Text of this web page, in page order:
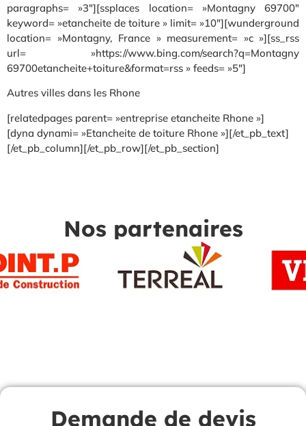
paragraphs= »3″][ssplaces location= »Montagny 69700″
keyword= »etancheite de toiture » limit= »10″][wunderground
location= »Montagny, France » measurement= »c »][ss_rss
url= »https://www.bing.com/search?q=Montagny
69700etancheite+toiture&format=rss » feeds= »5″]
Autres villes dans les Rhone
[relatedpages parent= »entreprise etancheite Rhone »]
[dyna dynami= »Etancheite de toiture Rhone »][/et_pb_text]
[/et_pb_column][/et_pb_row][/et_pb_section]
Nos partenaires
Demande de devis